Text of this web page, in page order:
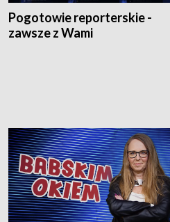
Pogotowie reporterskie -
zawsze z Wami